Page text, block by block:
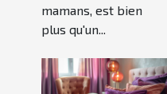
mamans, est bien
plus qu'un...